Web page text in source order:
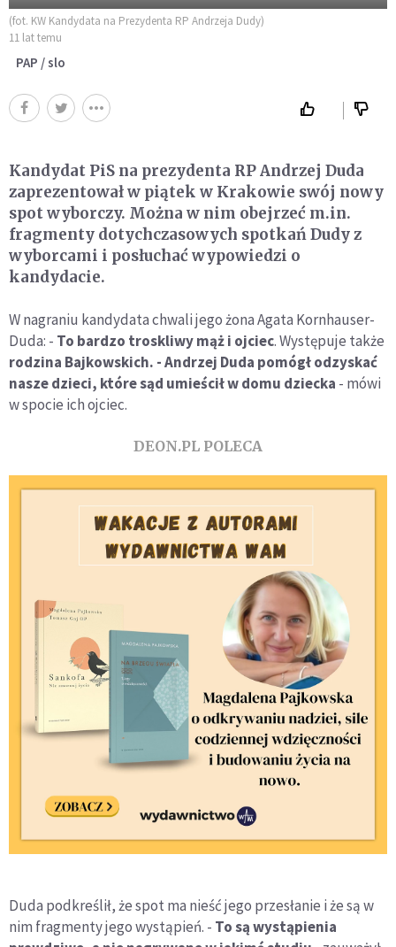
(fot. KW Kandydata na Prezydenta RP Andrzeja Dudy)
11 lat temu
PAP / slo
Kandydat PiS na prezydenta RP Andrzej Duda
zaprezentował w piątek w Krakowie swój nowy
spot wyborczy. Można w nim obejrzeć m.in.
fragmenty dotychczasowych spotkań Dudy z
wyborcami i posłuchać wypowiedzi o
kandydacie.
W nagraniu kandydata chwali jego żona Agata Kornhauser-
Duda: - To bardzo troskliwy mąż i ojciec. Występuje także
rodzina Bajkowskich. - Andrzej Duda pomógł odzyskać
nasze dzieci, które sąd umieścił w domu dziecka - mówi
w spocie ich ojciec.
DEON.PL POLECA
Duda podkreślił, że spot ma nieść jego przesłanie i że są w
nim fragmenty jego wystąpień. - To są wystąpienia